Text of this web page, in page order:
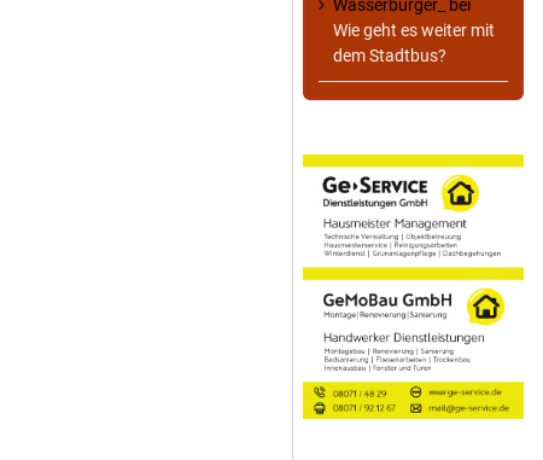
Wasserburger_
bei
Wie geht es weiter mit
dem Stadtbus?